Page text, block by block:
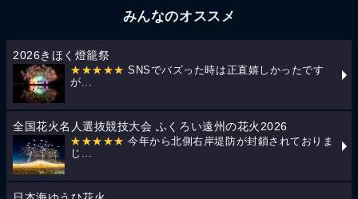
みんなのオススメ
2026きほく燈籠祭
★★★★★ SNSでバズった時は正直嬉しかったです
が...
全国花火名人選抜競技大会 ふくろい遠州の花火2026
★★★★★ 今年から北側右岸堤防が封鎖されておりま
じ...